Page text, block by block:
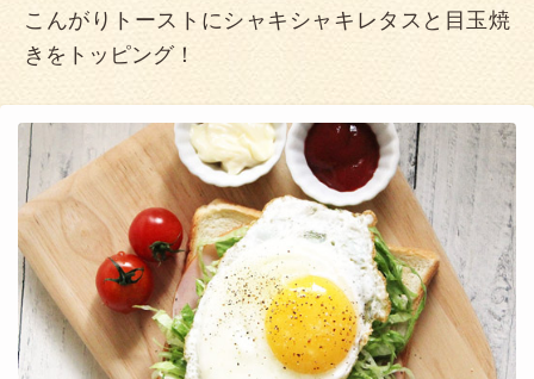
こんがりトーストにシャキシャキレタスと目玉焼
きをトッピング！